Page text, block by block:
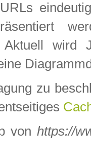
Aktuell wird
zu
von https://